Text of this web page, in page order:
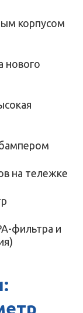
корпусом
нового
на тележке
фильтра и